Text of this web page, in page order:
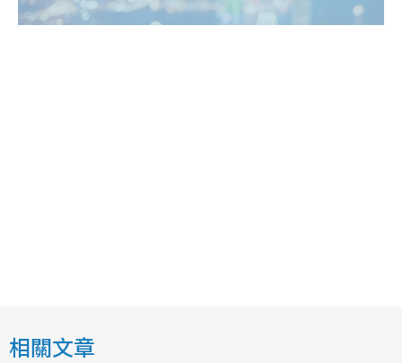
相關文章